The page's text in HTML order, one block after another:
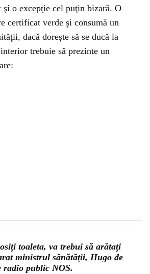
o excepţie cel puţin bizară. O
certificat verde şi consumă un
dacă dorește să se ducă la
trebuie să prezinte un
toaleta, va trebui să arătaţi
ministrul sănătăţii, Hugo de
radio public NOS.